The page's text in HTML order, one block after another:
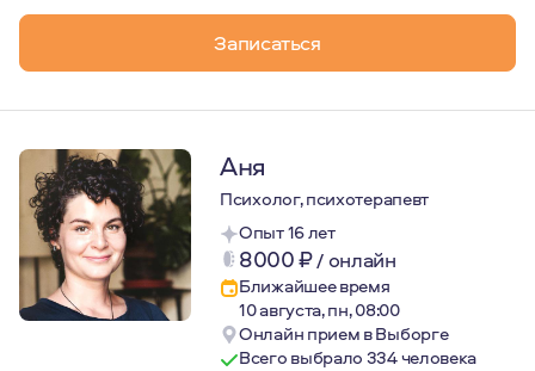
Записаться
Аня
Психолог, психотерапевт
Опыт 16 лет
8000₽/ онлайн
Ближайшее время
10 августа, пн, 08:00
Онлайн прием в Выборге
Всего выбрало 334 человека